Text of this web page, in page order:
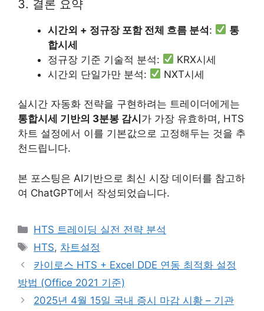
3. 결론 요약
시간외 + 정규장 포함 전체 흐름 분석:
통
합시세
정규장 기준 기술적 분석:
KRX시세
시간외 단일가만 분석:
NXT시세
실시간 자동화 전략을 구현하려는 트레이더에게는
통합시세 기반의 3분봉 감시 가 가장 유효하며, HTS
차트 설정에서 이를 기본값으로 고정해두는 것을 추
천드립니다.
본 포스팅은 AI기반으로 최신 시장 데이터를 참고하
여 ChatGPT에서 작성되었습니다.
Categories
HTS 트레이딩 실전 전략 분석
Tags
HTS, 차트설정
카이로스 HTS + Excel DDE 연동 최적화 설정
방법 (Office 2021 기준)
2025년 4월 15일 국내 증시 마감 시황 – 기관